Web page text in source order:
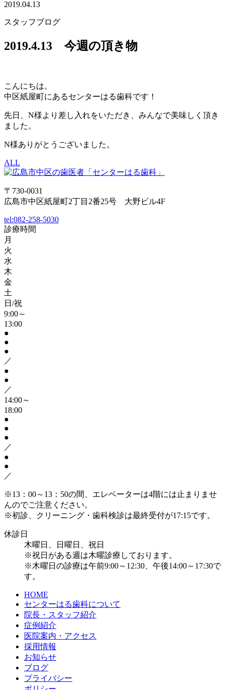
2019.04.13
スタッフブログ
2019.4.13 今週の頂き物
こんにちは。
中区紙屋町にあるセンターはる歯科です！
先日、N様より差し入れをいただき、みんなで美味しく頂き
ました。
N様ありがとうございました。
ALL
〒730-0031
広島市中区紙屋町2丁目2番25号 大野ビル4F
tel:082-258-5030
診療時間
月
火
水
木
金
土
日/祝
9:00～
13:00
●
●
●
／
●
●
／
14:00～
18:00
●
●
●
／
●
●
／
※13：00～13：50の間、エレベーターは4階には止まりませ
んのでご注意ください。
※初診、クリーニング・歯科検診は最終受付が17:15です。
休診日
木曜日、日曜日、祝日
※祝日がある週は木曜診療しております。
※木曜日の診療は午前9:00～12:30、午後14:00～17:30で
す。
HOME
センターはる歯科について
院長・スタッフ紹介
症例紹介
医院案内・アクセス
採用情報
お知らせ
ブログ
プライバシー